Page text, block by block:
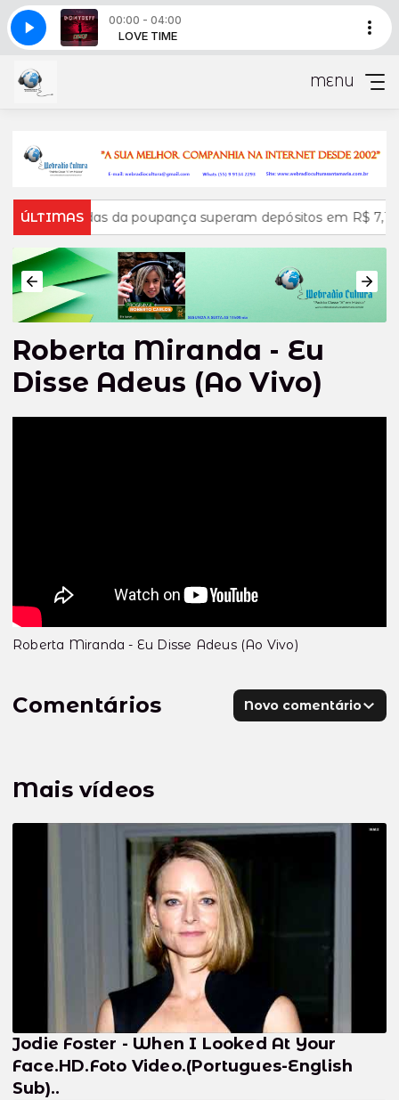
00:00 - 04:00
TIME LOVE TIME
1159 - bloco 11 PROGRAMA LOVE TIME 1159 - bloco 11
MENU
ÚLTIMAS
da poupança superam depósitos em R$ 7,15 bilhões
Roberta Miranda - Eu
Disse Adeus (Ao Vivo)
Mais vídeos
Jodie Foster - When I Looked At Your
Face.HD.Foto Video.(Portugues-English
Sub)..
Roberta Miranda - Eu Disse Adeus (Ao Vivo)
Comentários Novo comentário